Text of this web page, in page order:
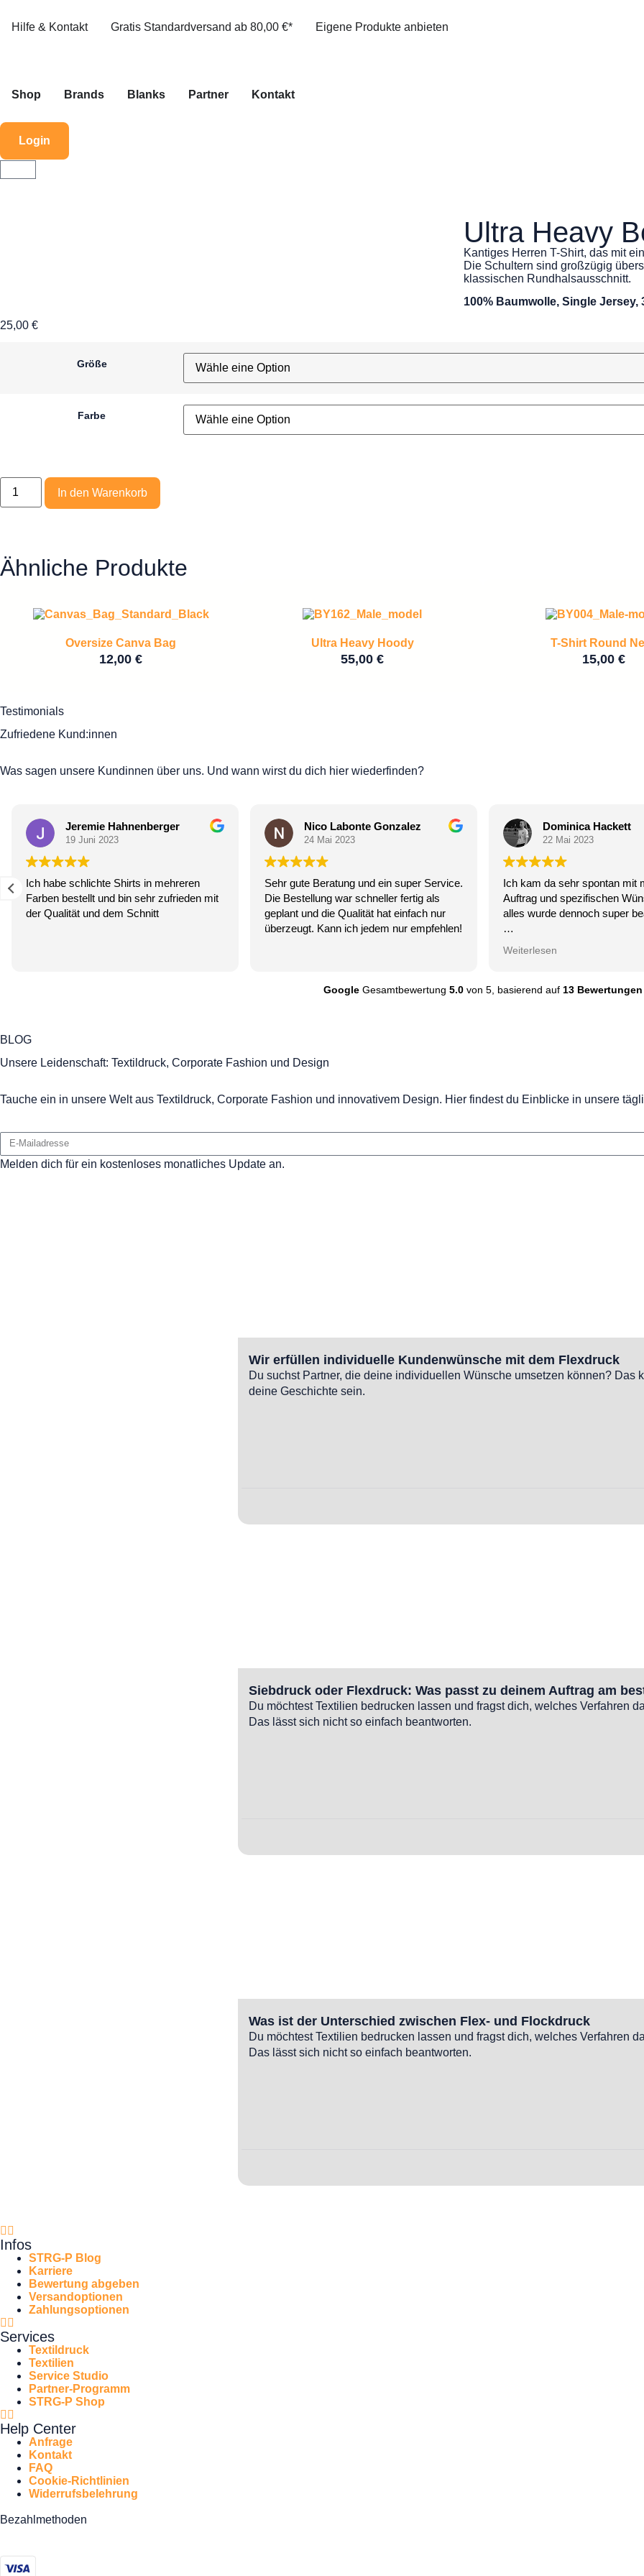
Hilfe & Kontakt Gratis Standardversand ab 80,00 €* Eigene Produkte anbieten
Shop Brands Blanks Partner Kontakt
Login
Ultra Heavy
Kantiges Herren T-Shirt, das mit
Die Schultern sind großzügig
klassischen Rundhalsausschnitt.
100% Baumwolle, Single Jersey,
25,00 €
Größe
Farbe
In den Warenkorb
Ähnliche Produkte
Oversize Canva Bag
12,00 €
Ultra Heavy Hoody
55,00 €
T-Shirt Round
15,00 €
Testimonials
Zufriedene Kund:innen
Was sagen unsere Kundinnen über uns. Und wann wirst du dich hier wiederfinden?
Jeremie Hahnenberger
19 Juni 2023
Ich habe schlichte Shirts in mehreren
Farben bestellt und bin sehr zufrieden mit
der Qualität und dem Schnitt
Nico Labonte Gonzalez
24 Mai 2023
Sehr gute Beratung und ein super Service.
Die Bestellung war schneller fertig als
geplant und die Qualität hat einfach nur
überzeugt. Kann ich jedem nur empfehlen!
Dominica Hackett
22 Mai 2023
Ich kam da sehr spontan mit
Auftrag und spezifischen
alles wurde dennoch super
Weiterlesen
Google Gesamtbewertung 5.0 von 5, basierend auf 13 Bewertungen
BLOG
Unsere Leidenschaft: Textildruck, Corporate Fashion und Design
Tauche ein in unsere Welt aus Textildruck, Corporate Fashion und innovativem Design. Hier findest du Einblicke in unsere
Melden dich für ein kostenloses monatliches Update an.
Wir erfüllen individuelle Kundenwünsche mit dem Flexdruck
Du suchst Partner, die deine individuellen Wünsche umsetzen können? Das
deine Geschichte sein.
Siebdruck oder Flexdruck: Was passt zu deinem Auftrag am
Du möchtest Textilien bedrucken lassen und fragst dich, welches Verfahren
Das lässt sich nicht so einfach beantworten.
Was ist der Unterschied zwischen Flex- und Flockdruck
Du möchtest Textilien bedrucken lassen und fragst dich, welches Verfahren
Das lässt sich nicht so einfach beantworten.
Infos
STRG-P Blog
Karriere
Bewertung abgeben
Versandoptionen
Zahlungsoptionen
Services
Textildruck
Textilien
Service Studio
Partner-Programm
STRG-P Shop
Help Center
Anfrage
Kontakt
FAQ
Cookie-Richtlinien
Widerrufsbelehrung
Bezahlmethoden